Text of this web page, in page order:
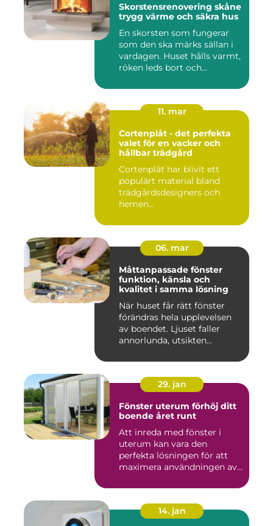
Skorstensrenovering skåne
trygg värme och säkra hus
En skorsten som fungerar
som den ska märks sällan i
vardagen. Huset hålls varmt,
röken leds bort och...
11. mar
Cortenplåt - det perfekta
valet för en vacker och
hållbar trädgård
Cortenplåt har blivit ett
populärt material bland
trädgårdsdesigners och
hemen...
06. mar
Måttanpassade fönster
funktion, känsla och
kvalitet i samma lösning
När huset får rätt fönster
förändras hela upplevelsen
av boendet. Ljuset faller
annorlunda, utsikten...
29. jan
Fönster uterum förhöj ditt
boende året runt
Att inreda med fönster i
uterum kan vara den
perfekta lösningen för att
maximera användningen av
14. jan